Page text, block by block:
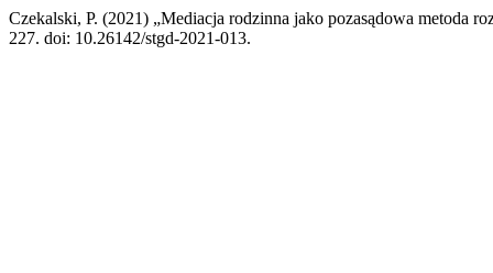
Czekalski, P. (2021) „Mediacja rodzinna jako pozasądowa metoda
227. doi: 10.26142/stgd-2021-013.